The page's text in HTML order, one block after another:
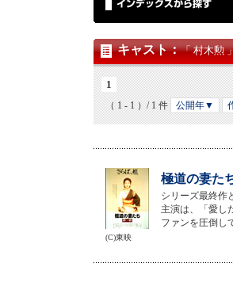
キャスト：「 村木勲
1
（ 1 - 1 ）/ 1 件 公開年▼
極道の妻た
シリーズ最終作
主演は、「愛し
ファンを圧倒し
(C)東映